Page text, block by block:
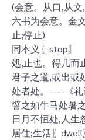
(会意。从口,从
六书为会意。金
止;停止)
同本义〖stop〗
処,止也。得几而
君子之道,或出或
处者处。——《礼
譬之如牛马处暑
日月不恒处,人生
居住;生活〖dwell